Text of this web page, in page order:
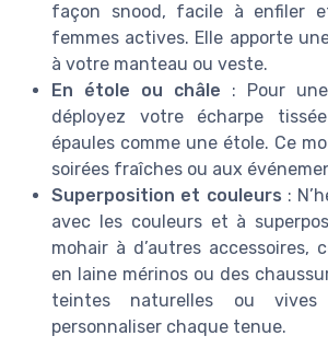
façon snood, facile à enfiler
femmes actives. Elle apporte
à votre manteau ou veste.
En étole ou châle : Pour
déployez votre écharpe
épaules comme une étole. Ce
soirées fraîches ou aux
Superposition et couleurs :
avec les couleurs et à
mohair à d’autres accessoires,
en laine mérinos ou des
teintes naturelles ou
personnaliser chaque tenue.